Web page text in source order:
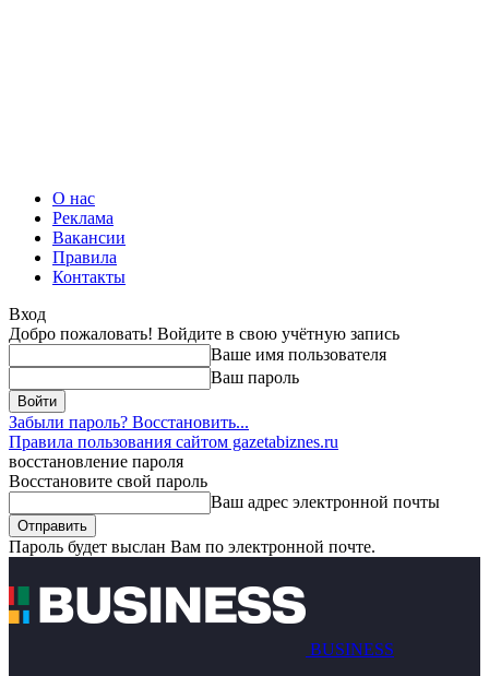
О нас
Реклама
Вакансии
Правила
Контакты
Вход
Добро пожаловать! Войдите в свою учётную запись
Ваше имя пользователя
Ваш пароль
Забыли пароль? Восстановить...
Правила пользования сайтом gazetabiznes.ru
восстановление пароля
Восстановите свой пароль
Ваш адрес электронной почты
Пароль будет выслан Вам по электронной почте.
BUSINESS